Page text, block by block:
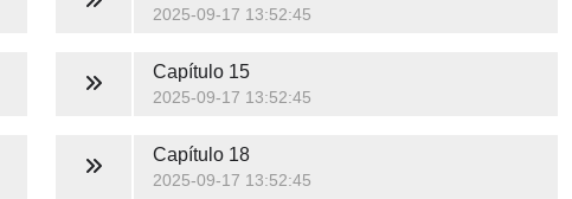
2025-09-17 13:52:45
Capítulo 15
2025-09-17 13:52:45
Capítulo 18
2025-09-17 13:52:45